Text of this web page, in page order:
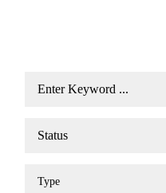
Type